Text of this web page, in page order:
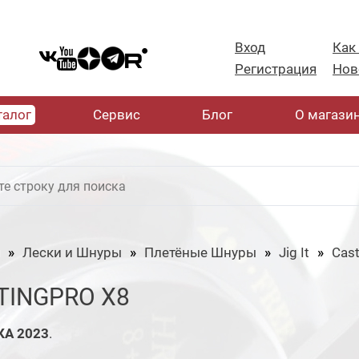
Вход
Как
Регистрация
Cервис Блог О
Лески и Шнуры Плетёные Шнуры Jig It
X8
2023.